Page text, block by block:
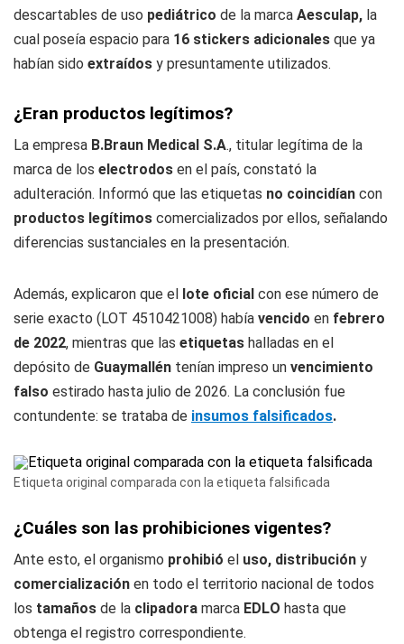
descartables de uso pediátrico de la marca Aesculap, la
cual poseía espacio para 16 stickers adicionales que ya
habían sido extraídos y presuntamente utilizados.
¿Eran productos legítimos?
La empresa B.Braun Medical S.A., titular legítima de la
marca de los electrodos en el país, constató la
adulteración. Informó que las etiquetas no coincidían con
productos legítimos comercializados por ellos, señalando
diferencias sustanciales en la presentación.
Además, explicaron que el lote oficial con ese número de
serie exacto (LOT 4510421008) había vencido en febrero
de 2022, mientras que las etiquetas halladas en el
depósito de Guaymallén tenían impreso un vencimiento
falso estirado hasta julio de 2026. La conclusión fue
contundente: se trataba de insumos falsificados.
Etiqueta original comparada con la etiqueta falsificada
¿Cuáles son las prohibiciones vigentes?
Ante esto, el organismo prohibió el uso, distribución y
comercialización en todo el territorio nacional de todos
los tamaños de la clipadora marca EDLO hasta que
obtenga el registro correspondiente.